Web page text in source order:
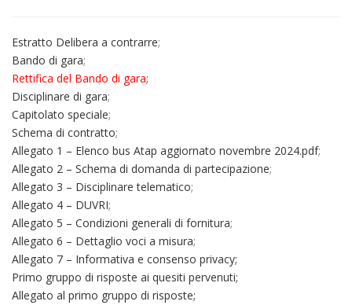
Estratto Delibera a contrarre;
Bando di gara;
Rettifica del Bando di gara;
Disciplinare di gara;
Capitolato speciale;
Schema di contratto;
Allegato 1 – Elenco bus Atap aggiornato novembre 2024.pdf;
Allegato 2 – Schema di domanda di partecipazione;
Allegato 3 – Disciplinare telematico;
Allegato 4 – DUVRI;
Allegato 5 – Condizioni generali di fornitura;
Allegato 6 – Dettaglio voci a misura;
Allegato 7 – Informativa e consenso privacy;
Primo gruppo di risposte ai quesiti pervenuti;
Allegato al primo gruppo di risposte;